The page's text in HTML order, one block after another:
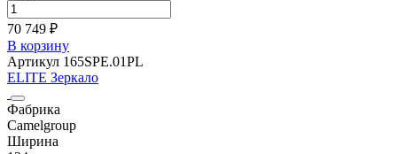
70 749 ₽
В корзину
Артикул 165SPE.01PL
ELITE Зеркало
Фабрика
Camelgroup
Ширина